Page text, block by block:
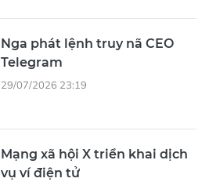
Nga phát lệnh truy nã CEO
Telegram
29/07/2026 23:19
Mạng xã hội X triển khai dịch
vụ ví điện tử